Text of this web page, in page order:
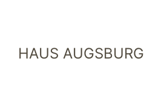
HAUS AUGSBURG